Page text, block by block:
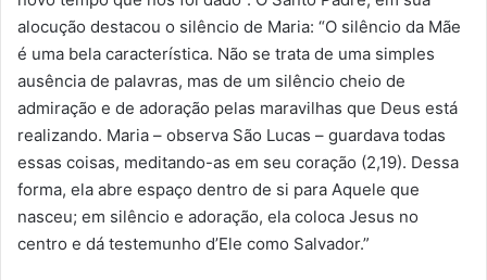
alocução destacou o silêncio de Maria: “O silêncio da Mãe
é uma bela característica. Não se trata de uma simples
ausência de palavras, mas de um silêncio cheio de
admiração e de adoração pelas maravilhas que Deus está
realizando. Maria – observa São Lucas – guardava todas
essas coisas, meditando-as em seu coração (2,19). Dessa
forma, ela abre espaço dentro de si para Aquele que
nasceu; em silêncio e adoração, ela coloca Jesus no
centro e dá testemunho d’Ele como Salvador.”